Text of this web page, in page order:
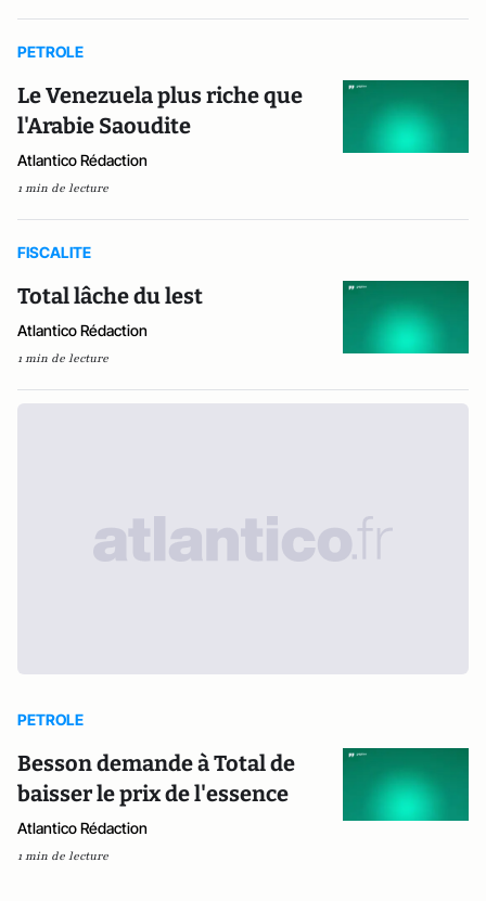
PETROLE
Le Venezuela plus riche que
l'Arabie Saoudite
Atlantico Rédaction
1 min de lecture
FISCALITE
Total lâche du lest
Atlantico Rédaction
1 min de lecture
PETROLE
Besson demande à Total de
baisser le prix de l'essence
Atlantico Rédaction
1 min de lecture